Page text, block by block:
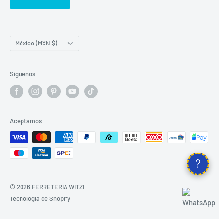
País/región
México (MXN $)
Síguenos
Aceptamos
© 2026 FERRETERÍA WITZI
Tecnología de Shopify